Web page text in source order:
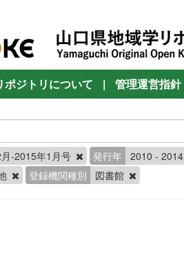
ポジトリについて | 管理運営指針
-2015年1月号 発行年 2010 - 2014
登録機関種別 図書館